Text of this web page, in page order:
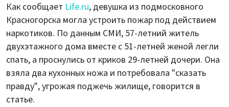
Как сообщает Life.ru, девушка из подмосковного
Красногорска могла устроить пожар под действием
наркотиков. По данным СМИ, 57-летний житель
двухэтажного дома вместе с 51-летней женой легли
спать, а проснулись от криков 29-летней дочери. Она
взяла два кухонных ножа и потребовала "сказать
правду", угрожая поджечь жилище, говорится в
статье.